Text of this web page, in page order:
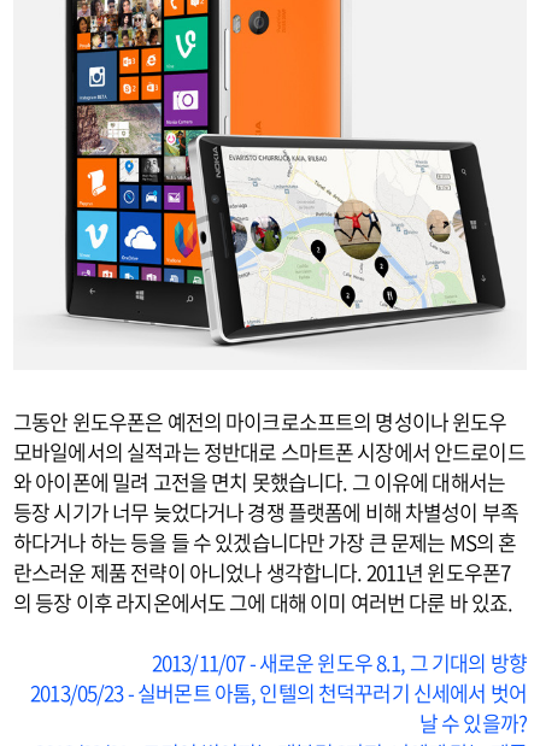
그동안 윈도우폰은 예전의 마이크로소프트의 명성이나 윈도우
모바일에서의 실적과는 정반대로 스마트폰 시장에서 안드로이드
와 아이폰에 밀려 고전을 면치 못했습니다. 그 이유에 대해서는
등장 시기가 너무 늦었다거나 경쟁 플랫폼에 비해 차별성이 부족
하다거나 하는 등을 들 수 있겠습니다만 가장 큰 문제는 MS의 혼
란스러운 제품 전략이 아니었나 생각합니다. 2011년 윈도우폰7
의 등장 이후 라지온에서도 그에 대해 이미 여러번 다룬 바 있죠.
2013/11/07 - 새로운 윈도우 8.1, 그 기대의 방향
2013/05/23 - 실버몬트 아톰, 인텔의 천덕꾸러기 신세에서 벗어
날 수 있을까?